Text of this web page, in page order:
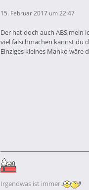
15. Februar 2017 um 22:47
Der hat doch auch ABS,mein
viel falschmachen kannst du
Einziges kleines Manko wäre
Irgendwas ist immer..